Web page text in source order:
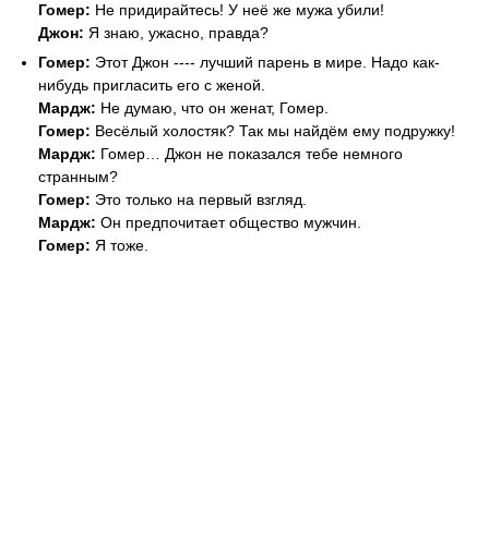
Гомер: Не придирайтесь! У неё же мужа убили!
Джон: Я знаю, ужасно, правда?
Гомер: Этот Джон ---- лучший парень в мире. Надо как-
нибудь пригласить его с женой.
Мардж: Не думаю, что он женат, Гомер.
Гомер: Весёлый холостяк? Так мы найдём ему подружку!
Мардж: Гомер… Джон не показался тебе немного
странным?
Гомер: Это только на первый взгляд.
Мардж: Он предпочитает общество мужчин.
Гомер: Я тоже.